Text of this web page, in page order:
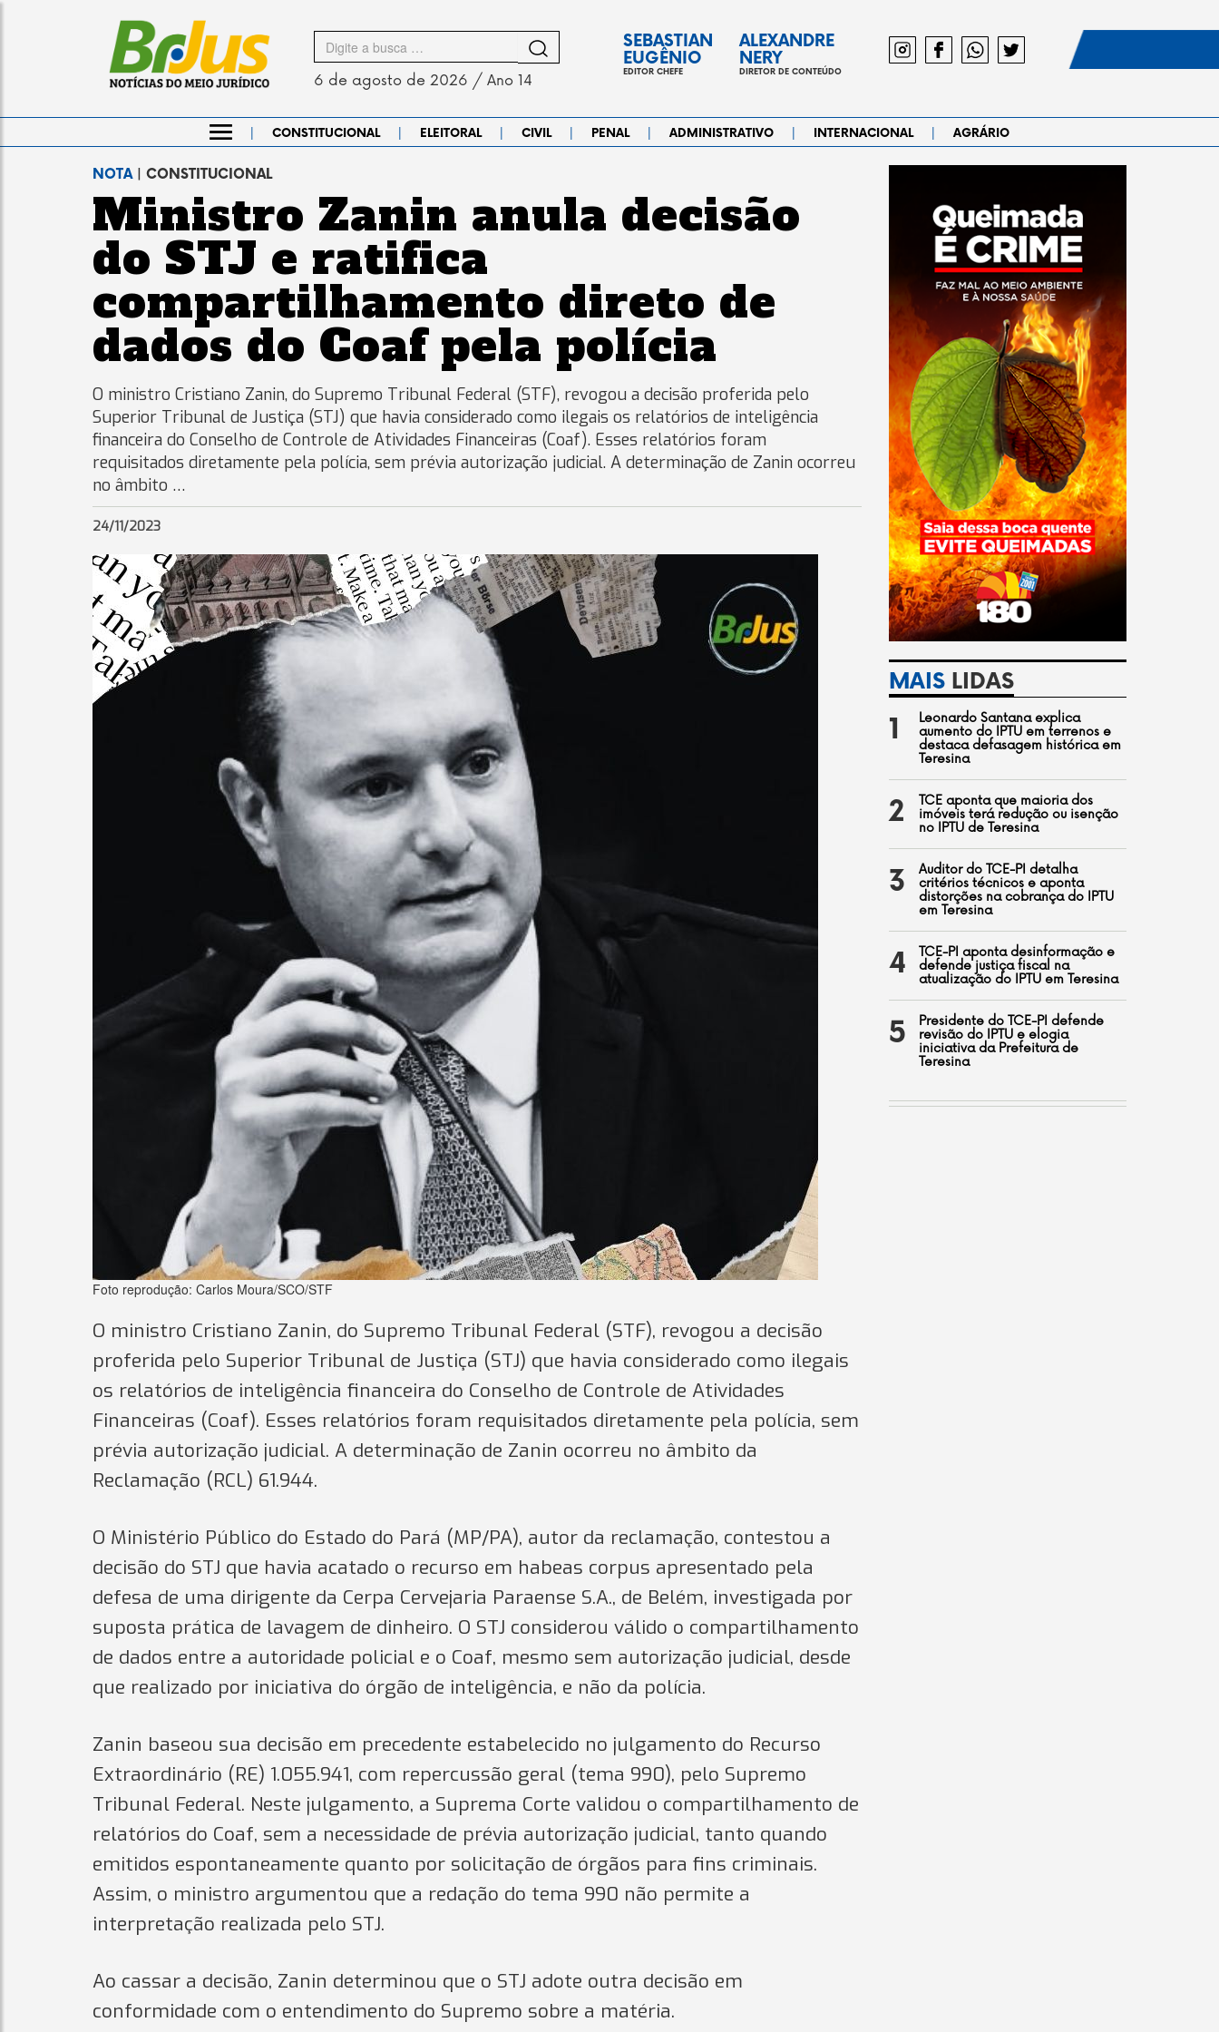
Search
for
6 de agosto de 2026 / Ano 14
SEBASTIAN
EUGÊNIO
EDITOR CHEFE
ALEXANDRE
NERY
DIRETOR DE CONTEÚDO
| CONSTITUCIONAL | ELEITORAL | CIVIL | PENAL | ADMINISTRATIVO | INTERNACIONAL | AGRÁRIO
NOTA| CONSTITUCIONAL
Ministro Zanin anula decisão
do STJ e ratifica
compartilhamento direto de
dados do Coaf pela polícia
O ministro Cristiano Zanin, do Supremo Tribunal Federal (STF), revogou a decisão proferida pelo
Superior Tribunal de Justiça (STJ) que havia considerado como ilegais os relatórios de inteligência
financeira do Conselho de Controle de Atividades Financeiras (Coaf). Esses relatórios foram
requisitados diretamente pela polícia, sem prévia autorização judicial. A determinação de Zanin ocorreu
no âmbito …
24/11/2023
Foto reprodução: Carlos Moura/SCO/STF
O ministro Cristiano Zanin, do Supremo Tribunal Federal (STF), revogou a decisão
proferida pelo Superior Tribunal de Justiça (STJ) que havia considerado como ilegais
os relatórios de inteligência financeira do Conselho de Controle de Atividades
Financeiras (Coaf). Esses relatórios foram requisitados diretamente pela polícia, sem
prévia autorização judicial. A determinação de Zanin ocorreu no âmbito da
Reclamação (RCL) 61.944.
O Ministério Público do Estado do Pará (MP/PA), autor da reclamação, contestou a
decisão do STJ que havia acatado o recurso em habeas corpus apresentado pela
defesa de uma dirigente da Cerpa Cervejaria Paraense S.A., de Belém, investigada por
suposta prática de lavagem de dinheiro. O STJ considerou válido o compartilhamento
de dados entre a autoridade policial e o Coaf, mesmo sem autorização judicial, desde
que realizado por iniciativa do órgão de inteligência, e não da polícia.
Zanin baseou sua decisão em precedente estabelecido no julgamento do Recurso
Extraordinário (RE) 1.055.941, com repercussão geral (tema 990), pelo Supremo
Tribunal Federal. Neste julgamento, a Suprema Corte validou o compartilhamento de
relatórios do Coaf, sem a necessidade de prévia autorização judicial, tanto quando
emitidos espontaneamente quanto por solicitação de órgãos para fins criminais.
Assim, o ministro argumentou que a redação do tema 990 não permite a
interpretação realizada pelo STJ.
Ao cassar a decisão, Zanin determinou que o STJ adote outra decisão em
conformidade com o entendimento do Supremo sobre a matéria.
MAISLIDAS
1
Leonardo Santana explica
aumento do IPTU em terrenos e
destaca defasagem histórica em
Teresina
2
TCE aponta que maioria dos
imóveis terá redução ou isenção
no IPTU de Teresina
3
Auditor do TCE-PI detalha
critérios técnicos e aponta
distorções na cobrança do IPTU
em Teresina
4
TCE-PI aponta desinformação e
defende justiça fiscal na
atualização do IPTU em Teresina
5
Presidente do TCE-PI defende
revisão do IPTU e elogia
iniciativa da Prefeitura de
Teresina